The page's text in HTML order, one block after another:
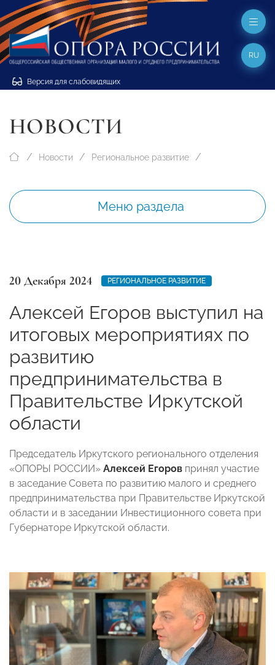
Версия для слабовидящих
RU
НОВОСТИ
Новости Региональное развитие
Меню раздела
20 Декабря 2024 РЕГИОНАЛЬНОЕ РАЗВИТИЕ
Алексей Егоров выступил на
итоговых мероприятиях по
развитию
предпринимательства в
Правительстве Иркутской
области
Председатель Иркутского регионального отделения
«ОПОРЫ РОССИИ» Алексей Егоров принял участие
в заседание Совета по развитию малого и среднего
предпринимательства при Правительстве Иркутской
области и в заседании Инвестиционного совета при
Губернаторе Иркутской области.